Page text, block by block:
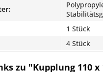
1 Stück
4 Stück
zu "Kupplung 110 x